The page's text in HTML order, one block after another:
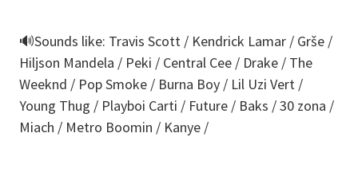
🔊Sounds like: Travis Scott / Kendrick Lamar / Grše /
Hiljson Mandela / Peki / Central Cee / Drake / The
Weeknd / Pop Smoke / Burna Boy / Lil Uzi Vert /
Young Thug / Playboi Carti / Future / Baks / 30 zona /
Miach / Metro Boomin / Kanye /